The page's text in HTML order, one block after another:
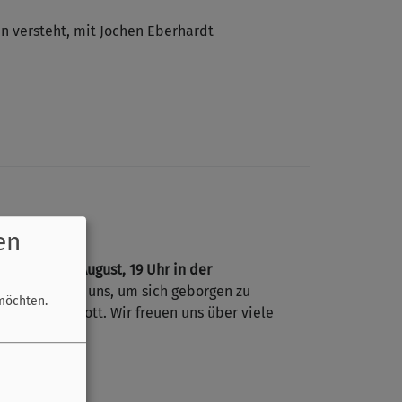
versteht, mit Jochen Eberhardt
Sonntag 16.August, 19 Uhr in der
von uns, um sich geborgen zu
und mit Gott. Wir freuen uns über viele